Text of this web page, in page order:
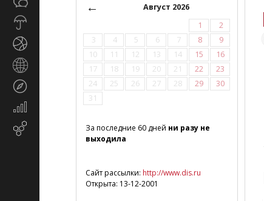
Экономика
маркетинг
←
Август 2026
1
2
3
4 5 6 7 8
9
10
11 12 13 14 15
16
17
18 19 20 21 22
23
24
25 26 27 28 29
30
31
За последние 60 дней ни разу не
выходила
Сайт рассылки: http://www.dis.ru
Открыта: 13-12-2001